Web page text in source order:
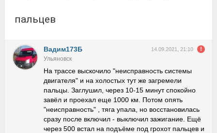
пальцев
Вадим173Б 14.09.2021, 21:10
Ульяновск
На трассе выскочило "неисправность системы
двигателя" и на холостых тут же загремели
пальцы. Заглушил, через 10-15 минут спокойно
завёл и проехал еще 1000 км. Потом опять
"неисправность" , тяга упала, но восстановилась
сразу после включил - выключил зажигание. Ещё
через 500 встал на подъёме под грохот пальцев и